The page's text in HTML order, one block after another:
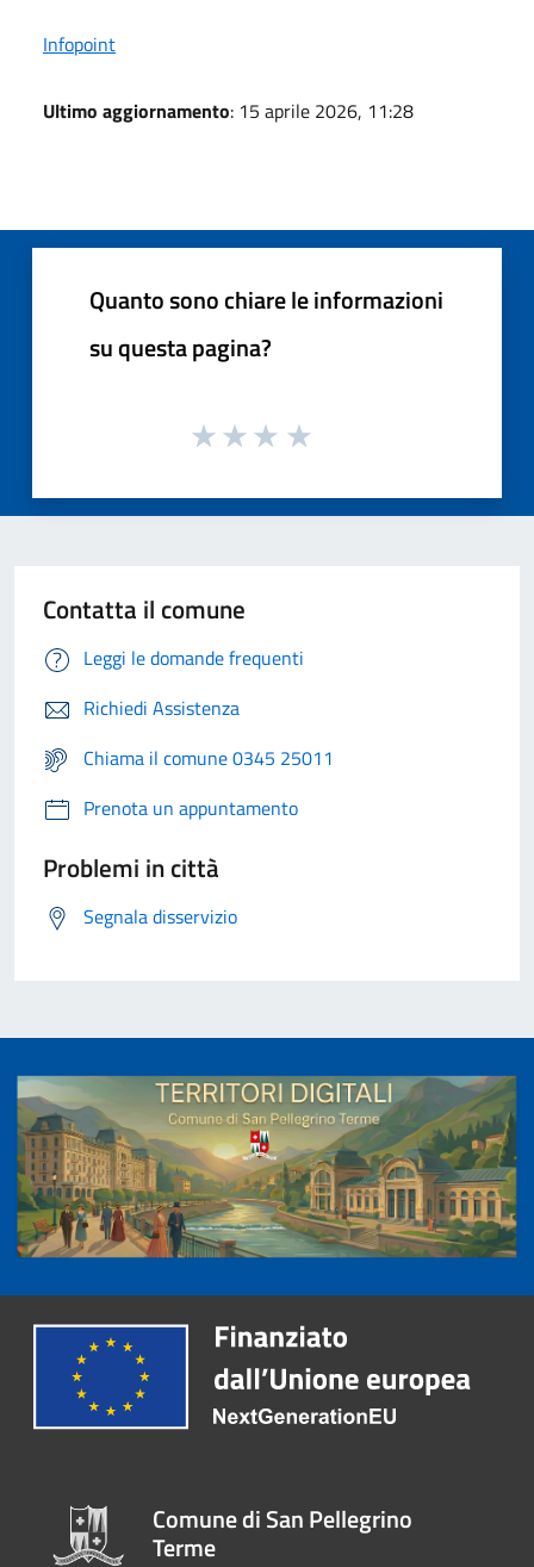
Infopoint
Ultimo aggiornamento: 15 aprile 2026, 11:28
Quanto sono chiare le informazioni
su questa pagina?
Contatta il comune
Leggi le domande frequenti
Richiedi Assistenza
Chiama il comune 0345 25011
Prenota un appuntamento
Problemi in città
Segnala disservizio
Comune di San Pellegrino
Terme